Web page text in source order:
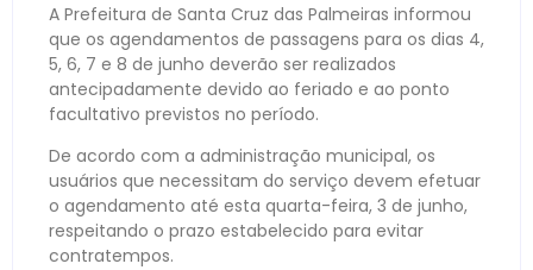
A Prefeitura de Santa Cruz das Palmeiras informou
que os agendamentos de passagens para os dias 4,
5, 6, 7 e 8 de junho deverão ser realizados
antecipadamente devido ao feriado e ao ponto
facultativo previstos no período.
De acordo com a administração municipal, os
usuários que necessitam do serviço devem efetuar
o agendamento até esta quarta-feira, 3 de junho,
respeitando o prazo estabelecido para evitar
contratempos.